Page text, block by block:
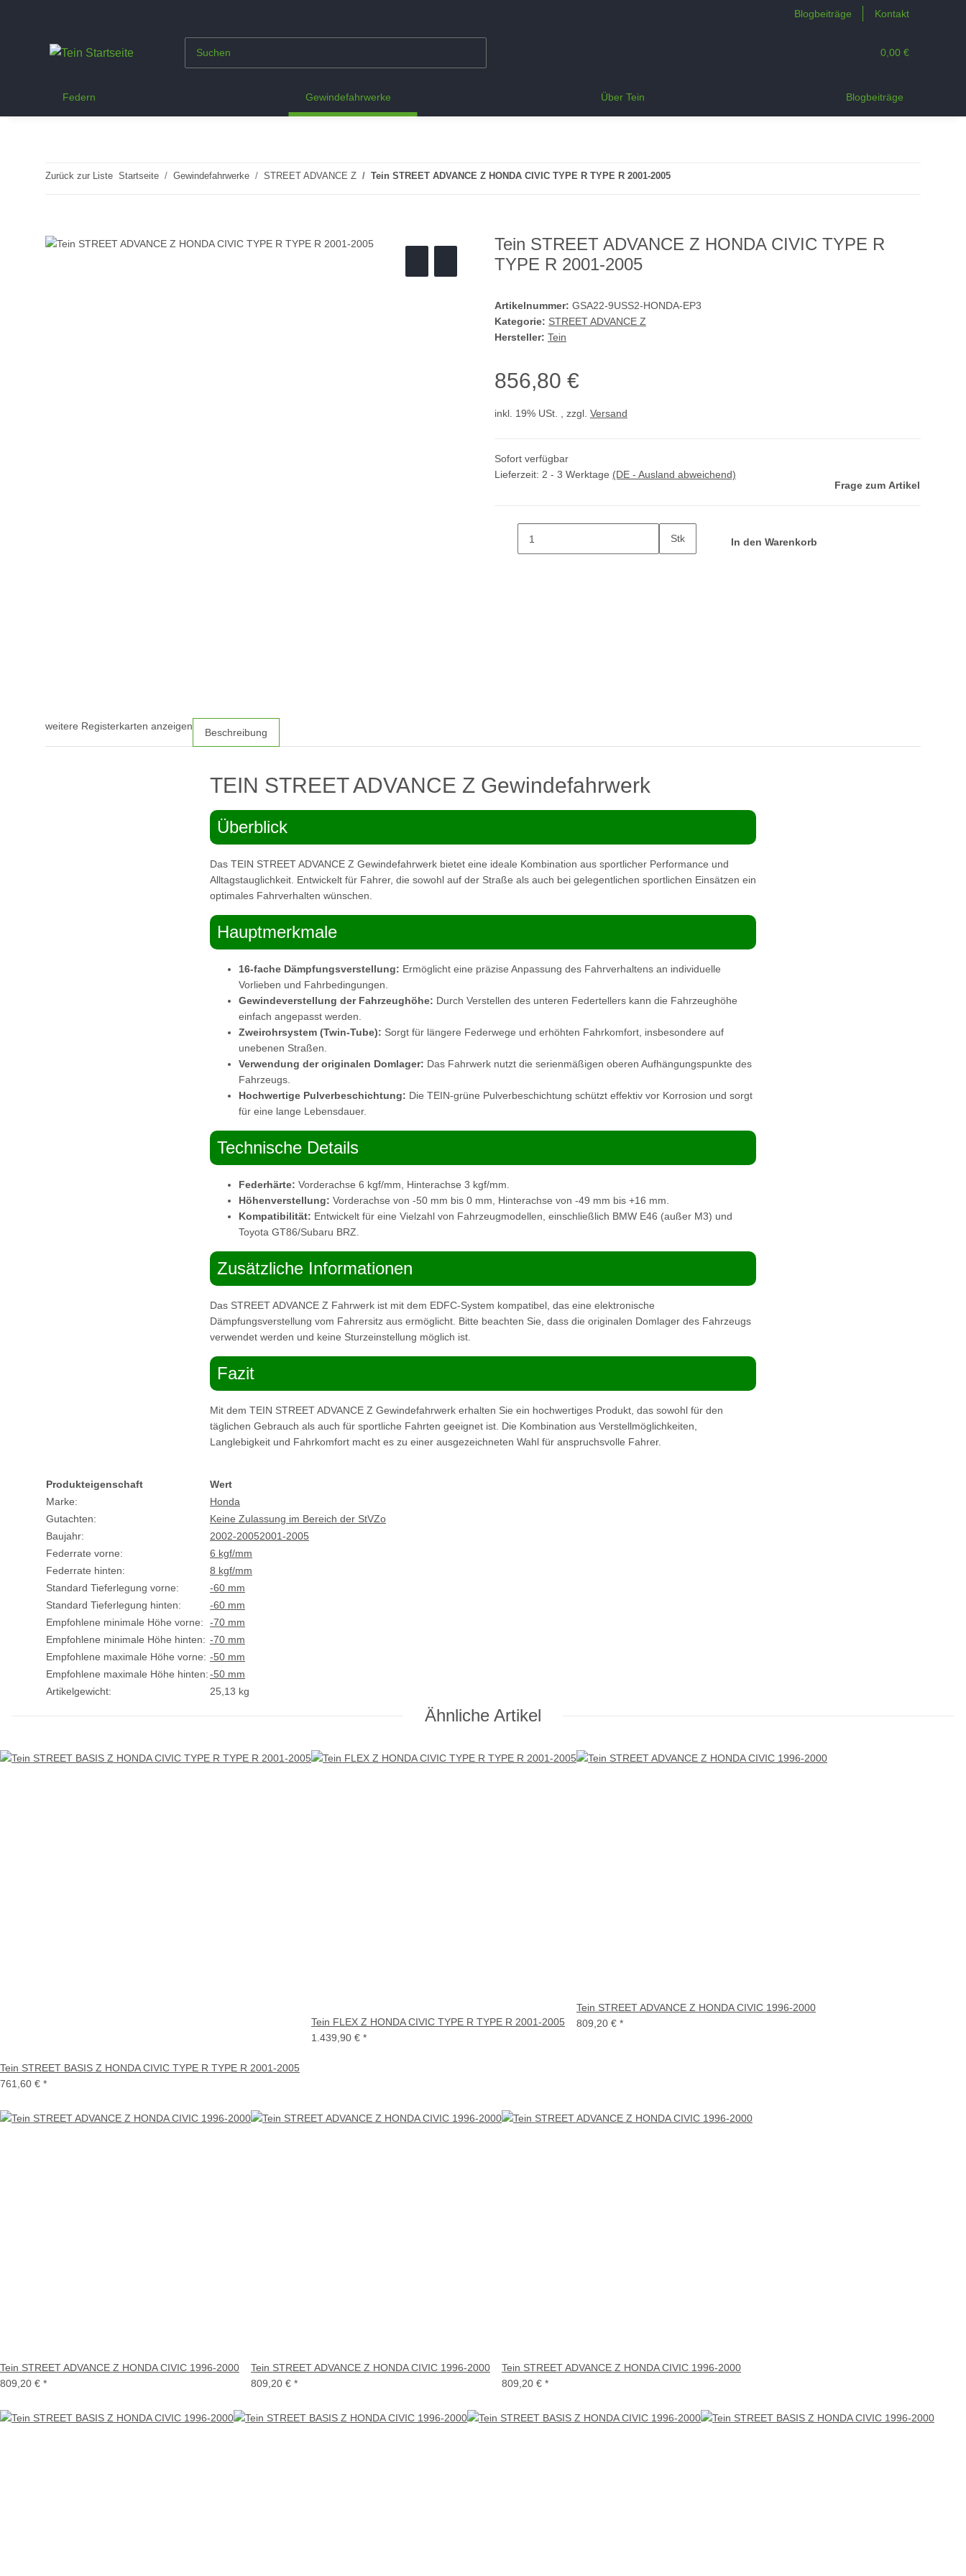
Blogbeiträge Kontakt
0,00 €
Federn Gewindefahrwerke Über Tein Blogbeiträge
Zurück zur Liste Startseite Gewindefahrwerke STREET ADVANCE Z Tein STREET ADVANCE Z HONDA CIVIC TYPE R TYPE R 2001-2005
Tein STREET ADVANCE Z HONDA CIVIC TYPE R
TYPE R 2001-2005
Artikelnummer: GSA22-9USS2-HONDA-EP3
Kategorie: STREET ADVANCE Z
Hersteller: Tein
856,80 €
inkl. 19% USt. , zzgl. Versand
Sofort verfügbar
Lieferzeit: 2 - 3 Werktage (DE - Ausland abweichend)
Frage zum Artikel
Stk In den Warenkorb
weitere Registerkarten anzeigen
Beschreibung
TEIN STREET ADVANCE Z Gewindefahrwerk
Überblick
Das TEIN STREET ADVANCE Z Gewindefahrwerk bietet eine ideale Kombination aus sportlicher Performance und
Alltagstauglichkeit. Entwickelt für Fahrer, die sowohl auf der Straße als auch bei gelegentlichen sportlichen Einsätzen ein
optimales Fahrverhalten wünschen.
Hauptmerkmale
16-fache Dämpfungsverstellung: Ermöglicht eine präzise Anpassung des Fahrverhaltens an individuelle
Vorlieben und Fahrbedingungen.
Gewindeverstellung der Fahrzeughöhe: Durch Verstellen des unteren Federtellers kann die Fahrzeughöhe
einfach angepasst werden.
Zweirohrsystem (Twin-Tube): Sorgt für längere Federwege und erhöhten Fahrkomfort, insbesondere auf
unebenen Straßen.
Verwendung der originalen Domlager: Das Fahrwerk nutzt die serienmäßigen oberen Aufhängungspunkte des
Fahrzeugs.
Hochwertige Pulverbeschichtung: Die TEIN-grüne Pulverbeschichtung schützt effektiv vor Korrosion und sorgt
für eine lange Lebensdauer.
Technische Details
Federhärte: Vorderachse 6 kgf/mm, Hinterachse 3 kgf/mm.
Höhenverstellung: Vorderachse von -50 mm bis 0 mm, Hinterachse von -49 mm bis +16 mm.
Kompatibilität: Entwickelt für eine Vielzahl von Fahrzeugmodellen, einschließlich BMW E46 (außer M3) und
Toyota GT86/Subaru BRZ.
Zusätzliche Informationen
Das STREET ADVANCE Z Fahrwerk ist mit dem EDFC-System kompatibel, das eine elektronische
Dämpfungsverstellung vom Fahrersitz aus ermöglicht. Bitte beachten Sie, dass die originalen Domlager des Fahrzeugs
verwendet werden und keine Sturzeinstellung möglich ist.
Fazit
Mit dem TEIN STREET ADVANCE Z Gewindefahrwerk erhalten Sie ein hochwertiges Produkt, das sowohl für den
täglichen Gebrauch als auch für sportliche Fahrten geeignet ist. Die Kombination aus Verstellmöglichkeiten,
Langlebigkeit und Fahrkomfort macht es zu einer ausgezeichneten Wahl für anspruchsvolle Fahrer.
Produkteigenschaft
Wert
Marke:
Honda
Gutachten:
Keine Zulassung im Bereich der StVZo
Baujahr:
2002-20052001-2005
Federrate vorne:
6 kgf/mm
Federrate hinten:
8 kgf/mm
Standard Tieferlegung vorne:
-60 mm
Standard Tieferlegung hinten:
-60 mm
Empfohlene minimale Höhe vorne:
-70 mm
Empfohlene minimale Höhe hinten: -70 mm
Empfohlene maximale Höhe vorne: -50 mm
Empfohlene maximale Höhe hinten:-50 mm
Artikelgewicht:
25,13 kg
Ähnliche Artikel
Tein STREET BASIS Z HONDA CIVIC TYPE R TYPE R 2001-2005
761,60 € *
Tein FLEX Z HONDA CIVIC TYPE R TYPE R 2001-2005
1.439,90 € *
Tein STREET ADVANCE Z HONDA CIVIC 1996-2000
809,20 € *
Tein STREET ADVANCE Z HONDA CIVIC 1996-2000
809,20 € *
Tein STREET ADVANCE Z HONDA CIVIC 1996-2000
809,20 € *
Tein STREET ADVANCE Z HONDA CIVIC 1996-2000
809,20 € *